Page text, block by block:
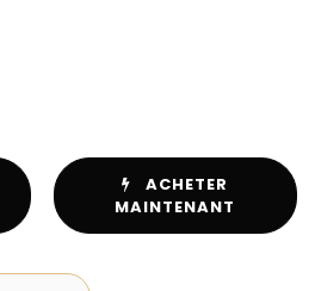
ACHETER
MAINTENANT